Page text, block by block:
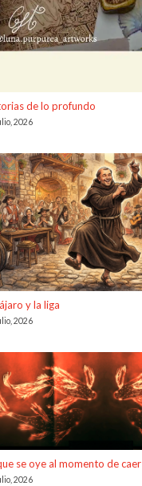
de lo profundo
2026
y la liga
2026
se oye al momento de caer
2026